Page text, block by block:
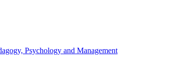
Psychology and Management